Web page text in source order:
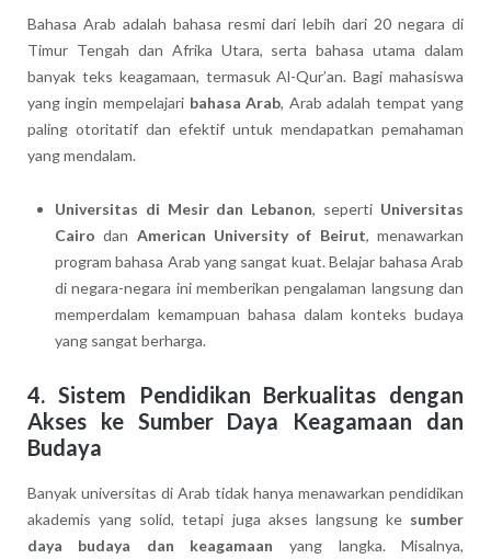
Bahasa Arab adalah bahasa resmi dari lebih dari 20 negara di
Timur Tengah dan Afrika Utara, serta bahasa utama dalam
banyak teks keagamaan, termasuk Al-Qur’an. Bagi mahasiswa
yang ingin mempelajari bahasa Arab, Arab adalah tempat yang
paling otoritatif dan efektif untuk mendapatkan pemahaman
yang mendalam.
Universitas di Mesir dan Lebanon, seperti Universitas
Cairo dan American University of Beirut, menawarkan
program bahasa Arab yang sangat kuat. Belajar bahasa Arab
di negara-negara ini memberikan pengalaman langsung dan
memperdalam kemampuan bahasa dalam konteks budaya
yang sangat berharga.
4. Sistem Pendidikan Berkualitas dengan
Akses ke Sumber Daya Keagamaan dan
Budaya
Banyak universitas di Arab tidak hanya menawarkan pendidikan
akademis yang solid, tetapi juga akses langsung ke sumber
daya budaya dan keagamaan yang langka. Misalnya,